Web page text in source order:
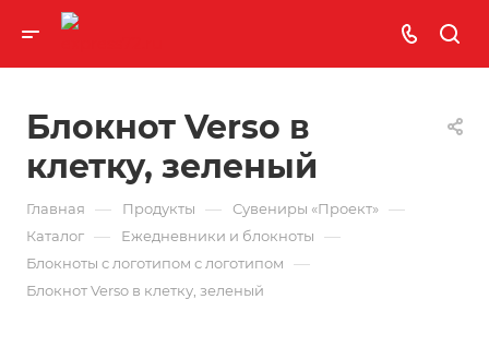
Блокнот Verso в
клетку, зеленый
Главная — Продукты — Сувениры «Проект» —
Каталог — Ежедневники и блокноты —
Блокноты с логотипом с логотипом —
Блокнот Verso в клетку, зеленый